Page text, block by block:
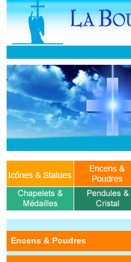
Encens & Poudres